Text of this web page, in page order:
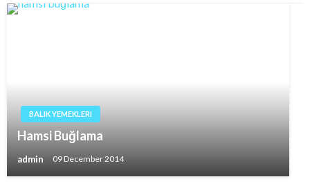
BALIK YEMEKLERI
Hamsi Buğlama
admin 09 December 2014